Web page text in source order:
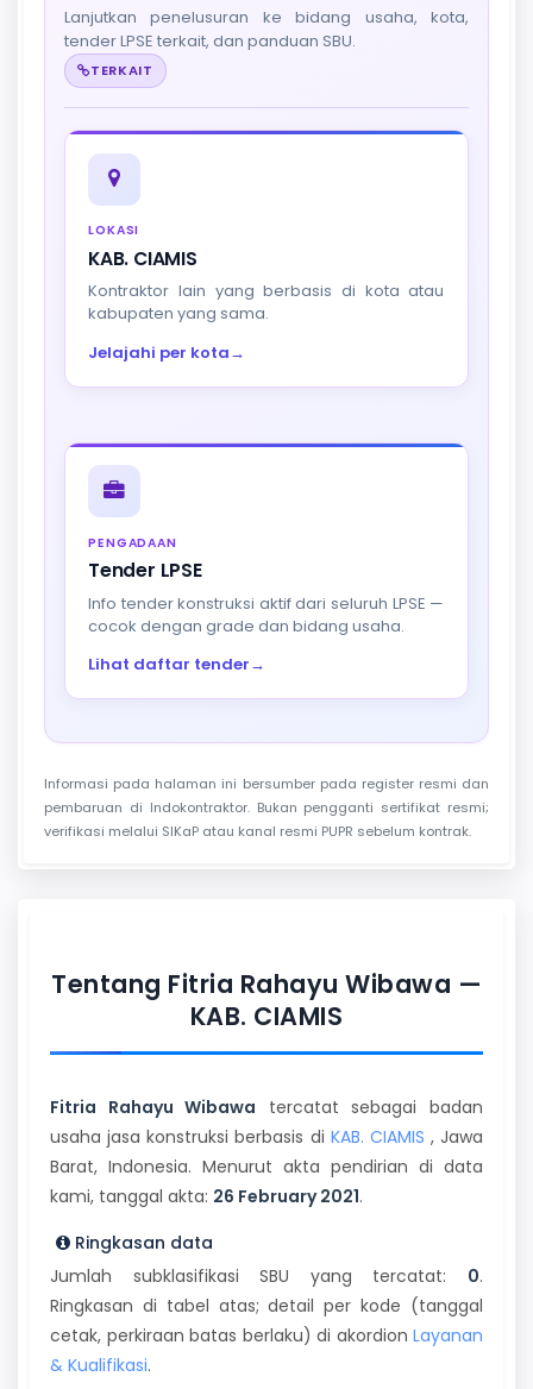
Lanjutkan penelusuran ke bidang usaha, kota,
tender LPSE terkait, dan panduan SBU.
TERKAIT
LOKASI
KAB. CIAMIS
Kontraktor lain yang berbasis di kota atau
kabupaten yang sama.
Jelajahi per kota→
PENGADAAN
Tender LPSE
Info tender konstruksi aktif dari seluruh LPSE —
cocok dengan grade dan bidang usaha.
Lihat daftar tender→
Informasi pada halaman ini bersumber pada register resmi dan
pembaruan di Indokontraktor. Bukan pengganti sertifikat resmi;
verifikasi melalui SIKaP atau kanal resmi PUPR sebelum kontrak.
Tentang Fitria Rahayu Wibawa —
KAB. CIAMIS
Fitria Rahayu Wibawa tercatat sebagai badan
usaha jasa konstruksi berbasis di KAB. CIAMIS , Jawa
Barat, Indonesia. Menurut akta pendirian di data
kami, tanggal akta: 26 February 2021.
Ringkasan data
Jumlah subklasifikasi SBU yang tercatat: 0.
Ringkasan di tabel atas; detail per kode (tanggal
cetak, perkiraan batas berlaku) di akordion Layanan
& Kualifikasi.